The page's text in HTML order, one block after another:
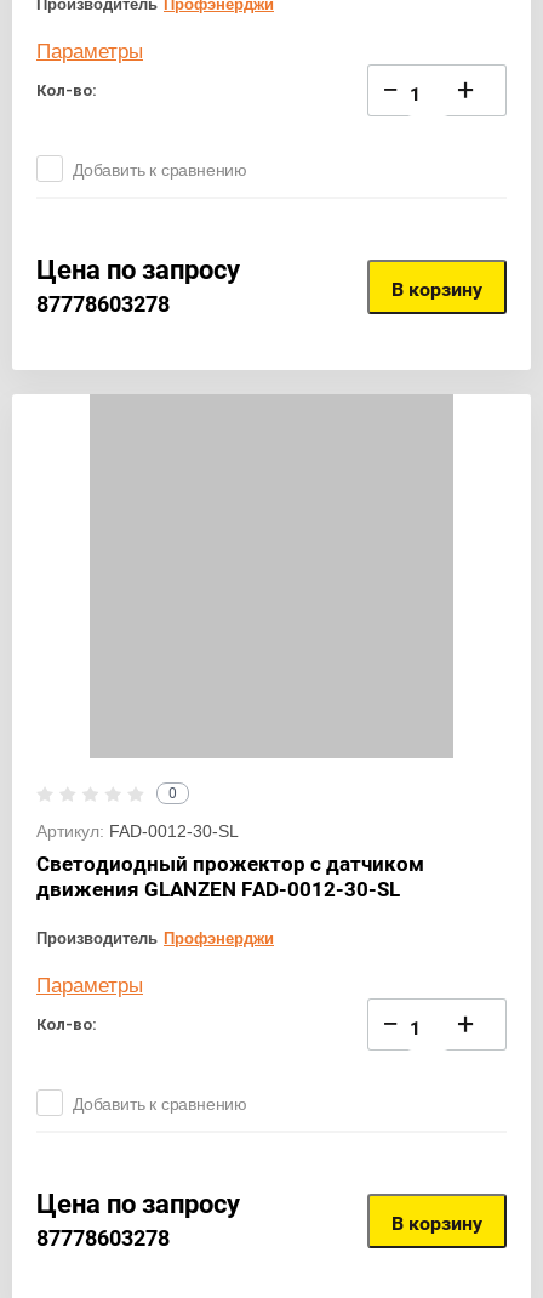
Производитель Профэнерджи
Параметры
Кол-во: − +
Добавить к сравнению
Цена по запросу
87778603278
В корзину
0
Артикул: FAD-0012-30-SL
Светодиодный прожектор с датчиком
движения GLANZEN FAD-0012-30-SL
Производитель Профэнерджи
Параметры
Кол-во: − +
Добавить к сравнению
Цена по запросу
87778603278
В корзину